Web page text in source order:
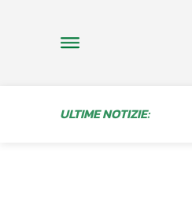
ULTIME NOTIZIE: